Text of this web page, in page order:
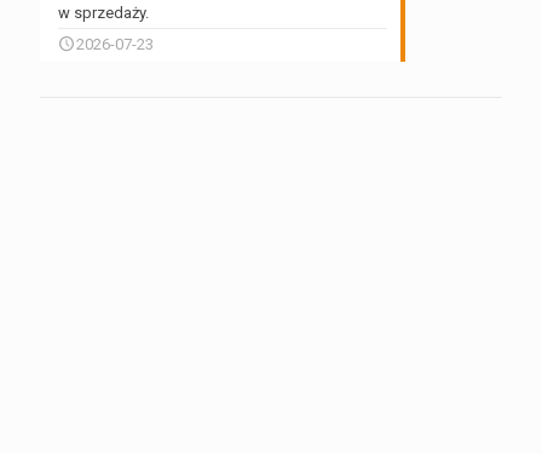
w sprzedaży.
2026-07-23